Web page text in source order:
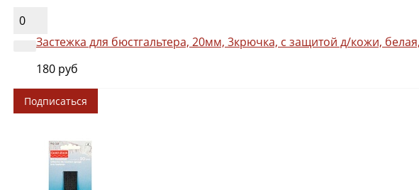
0
Застежка для бюстгальтера, 20мм, 3крючка, с защитой д/кожи,
180 руб
Подписаться